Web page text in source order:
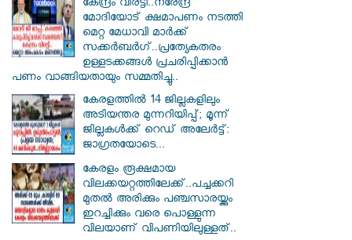
കേന്ദ്രം വിരട്ടി..നരേന്ദ്ര
മോദിയോട് ക്ഷമാപണം നടത്തി
മെറ്റ മേധാവി മാർക്ക്
സക്കർബർ​ഗ്..പ്രത്യേകതരം
ഉള്ളടക്കങ്ങൾ പ്രചരിപ്പിക്കാൻ
പണം വാങ്ങിയതായും സമ്മതിച്ചു..
കേരളത്തിൽ 14 ജില്ലകളിലും
അടിയന്തര മുന്നറിയിപ്പ്; മൂന്ന്
ജില്ലകൾക്ക് റെഡ് അലേർട്ട്:
ജാഗ്രതയോടെ...
കേരളം രൂക്ഷമായ
വിലക്കയറ്റത്തിലേക്ക്..പച്ചക്കറി
മുതൽ അരിക്കും പഞ്ചസാരയ്ക്കും
ഇറച്ചിക്കും വരെ പൊള്ളുന്ന
വിലയാണ് വിപണിയിലുള്ളത്..